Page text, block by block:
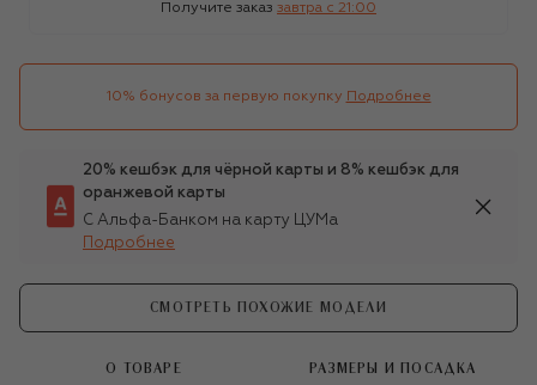
Получите заказ завтра c 21:00
10% бонусов за первую покупку Подробнее
20% кешбэк для чёрной карты и 8% кешбэк для
оранжевой карты
С Альфа-Банком на карту ЦУМа
Подробнее
СМОТРЕТЬ ПОХОЖИЕ МОДЕЛИ
О ТОВАРЕ РАЗМЕРЫ И ПОСАДКА